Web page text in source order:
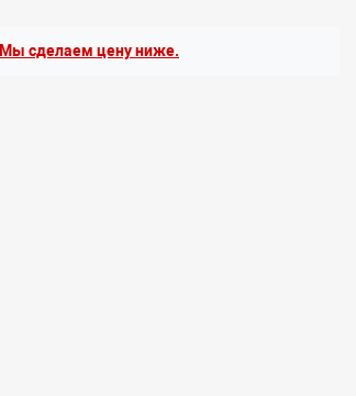
Мы сделаем цену ниже.